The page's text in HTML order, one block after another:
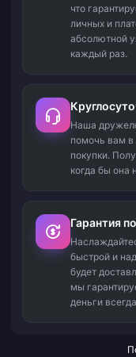
что
личных и
абсолютной
каждый раз.
Наша
помочь вам
покупки.
когда бы она
Гарантия
быстрой и
будет
мы
деньги